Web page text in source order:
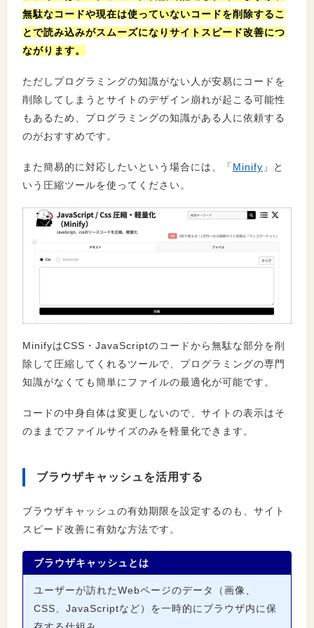
無駄なコードや現在は使っていないコードを削除するこ
とで読み込みがスムーズになりサイトスピード改善につ
ながります。
ただしプログラミングの知識がない人が安易にコードを
削除してしまうとサイトのデザイン崩れが起こる可能性
もあるため、プログラミングの知識がある人に依頼する
のがおすすめです。
また簡易的に対応したいという場合には、「 Minify 」と
いう圧縮ツールを使ってください。
MinifyはCSS・JavaScriptのコードから無駄な部分を削
除して圧縮してくれるツールで、プログラミングの専門
知識がなくても簡単にファイルの最適化が可能です。
コードの中身自体は変更しないので、サイトの表示はそ
のままでファイルサイズのみを軽量化できます。
ブラウザキャッシュを活用する
ブラウザキャッシュの有効期限を設定するのも、サイト
スピード改善に有効な方法です。
ブラウザキャッシュとは
ユーザーが訪れたWebページのデータ（画像、
CSS、JavaScriptなど）を一時的にブラウザ内に保